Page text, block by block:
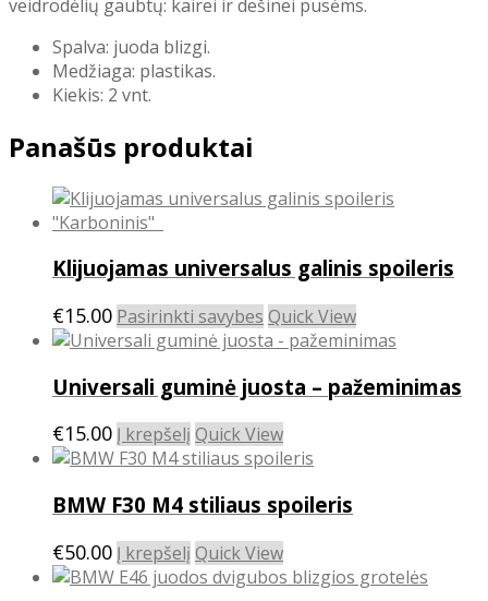
veidrodėlių gaubtų: kairei ir dešinei pusėms.
Spalva: juoda blizgi.
Medžiaga: plastikas.
Kiekis: 2 vnt.
Panašūs produktai
Klijuojamas universalus galinis spoileris
€15.00 Pasirinkti savybes This
product
multiple
The
options
be
on
the
Quick View
Universali guminė juosta – pažeminimas
€15.00 Į krepšelį Quick View
BMW F30 M4 stiliaus spoileris
€50.00 Į krepšelį Quick View